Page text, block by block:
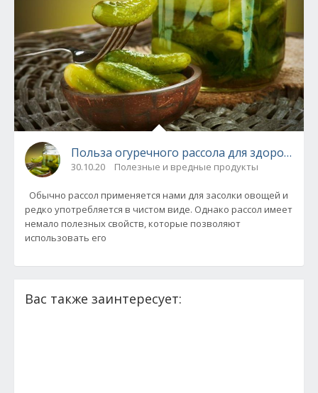
Польза огуречного рассола для здоровья,
30.10.20 Полезные и вредные продукты
Обычно рассол применяется нами для засолки овощей и
редко употребляется в чистом виде. Однако рассол имеет
немало полезных свойств, которые позволяют
использовать его
Вас также заинтересует: